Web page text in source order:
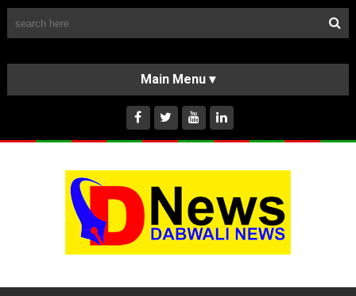
HOME
ABOUT US
INSTAGRAM